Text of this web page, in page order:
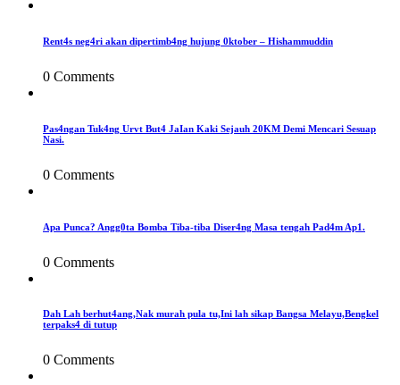
Rent4s neg4ri akan dipertimb4ng hujung 0ktober – Hishammuddin
0 Comments
Pas4ngan Tuk4ng Urvt But4 JaIan Kaki Sejauh 20KM Demi Mencari Sesuap
Nasi.
0 Comments
Apa Punca? Angg0ta Bomba Tiba-tiba Diser4ng Masa tengah Pad4m Ap1.
0 Comments
Dah Lah berhut4ang,Nak murah pula tu,Ini lah sikap Bangsa Melayu,Bengkel
terpaks4 di tutup
0 Comments